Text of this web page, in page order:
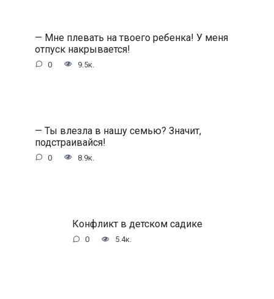
— Мне плевать на твоего ребенка! У меня
отпуск накрывается!
0 9.5к.
— Ты влезла в нашу семью? Значит,
подстраивайся!
0 8.9к.
Конфликт в детском садике
0 5.4к.